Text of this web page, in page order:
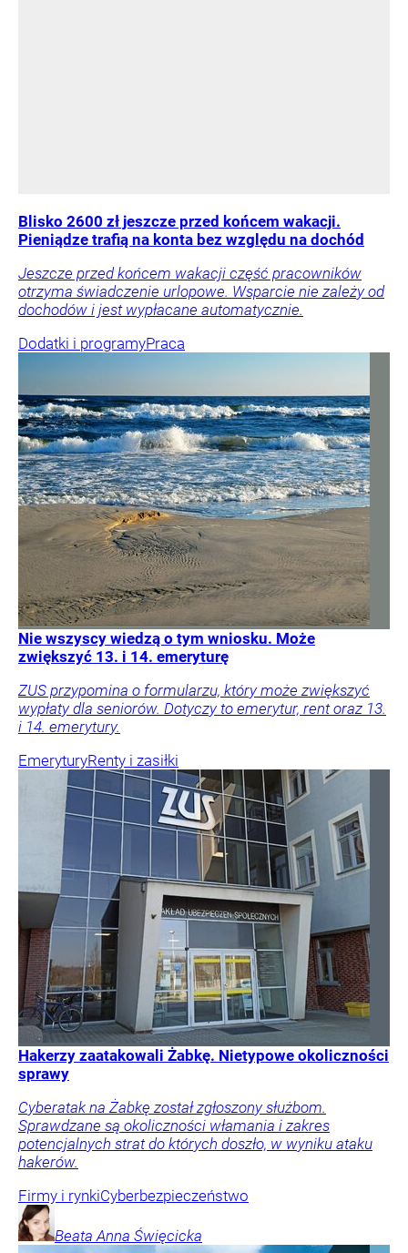
Blisko 2600 zł jeszcze przed końcem wakacji.
Pieniądze trafią na konta bez względu na dochód
Jeszcze przed końcem wakacji część pracowników
otrzyma świadczenie urlopowe. Wsparcie nie zależy od
dochodów i jest wypłacane automatycznie.
Dodatki i programyPraca
Nie wszyscy wiedzą o tym wniosku. Może
zwiększyć 13. i 14. emeryturę
ZUS przypomina o formularzu, który może zwiększyć
wypłaty dla seniorów. Dotyczy to emerytur, rent oraz 13.
i 14. emerytury.
EmeryturyRenty i zasiłki
Hakerzy zaatakowali Żabkę. Nietypowe okoliczności
sprawy
Cyberatak na Żabkę został zgłoszony służbom.
Sprawdzane są okoliczności włamania i zakres
potencjalnych strat do których doszło, w wyniku ataku
hakerów.
Firmy i rynkiCyberbezpieczeństwo
Beata Anna Święcicka